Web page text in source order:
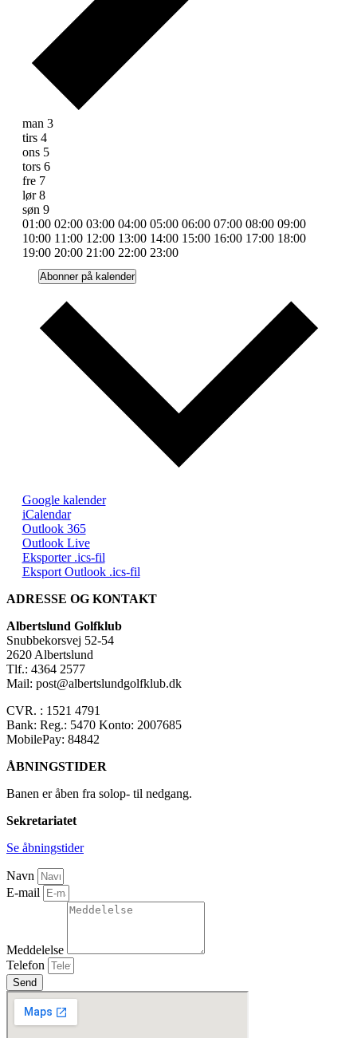
Uge
af
Begivenheder
man 3
tirs 4
ons 5
tors 6
fre 7
lør8
søn 9
00:00
01:00 02:00 03:00 04:00 05:00 06:00 07:00 08:00 09:00
10:00 11:00 12:00 13:00 14:00 15:00 16:00 17:00 18:00
19:00 20:00 21:00 22:00 23:0000:00
mandag,
november
2025
events
day.
tirsdag,
november
2025
events
day.
onsdag,
november
2025
events
day.
torsdag,
november
2025
events
day.
fredag,
november
2025
events
day.
lørdag,
november
2025
events
day.
søndag,
november
2025
events
day.
Abonner på kalender
Google kalender
iCalendar
Outlook 365
Outlook Live
Eksporter .ics-fil
Eksport Outlook .ics-fil
ADRESSE OG KONTAKT
Albertslund Golfklub
Snubbekorsvej 52-54
2620 Albertslund
Tlf.: 4364 2577
Mail: post@albertslundgolfklub.dk
CVR. : 1521 4791
Bank: Reg.: 5470 Konto: 2007685
MobilePay: 84842
ÅBNINGSTIDER
Banen er åben fra solop- til nedgang.
Sekretariatet
Se åbningstider
Navn
E-mail
Meddelelse
Telefon
Send